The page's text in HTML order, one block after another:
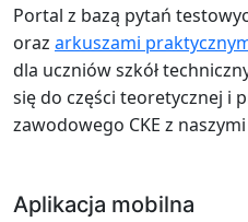
Portal z bazą pytań
oraz arkuszami
dla uczniów szkół
się do części teoretycznej i
zawodowego CKE z
Aplikacja mobilna